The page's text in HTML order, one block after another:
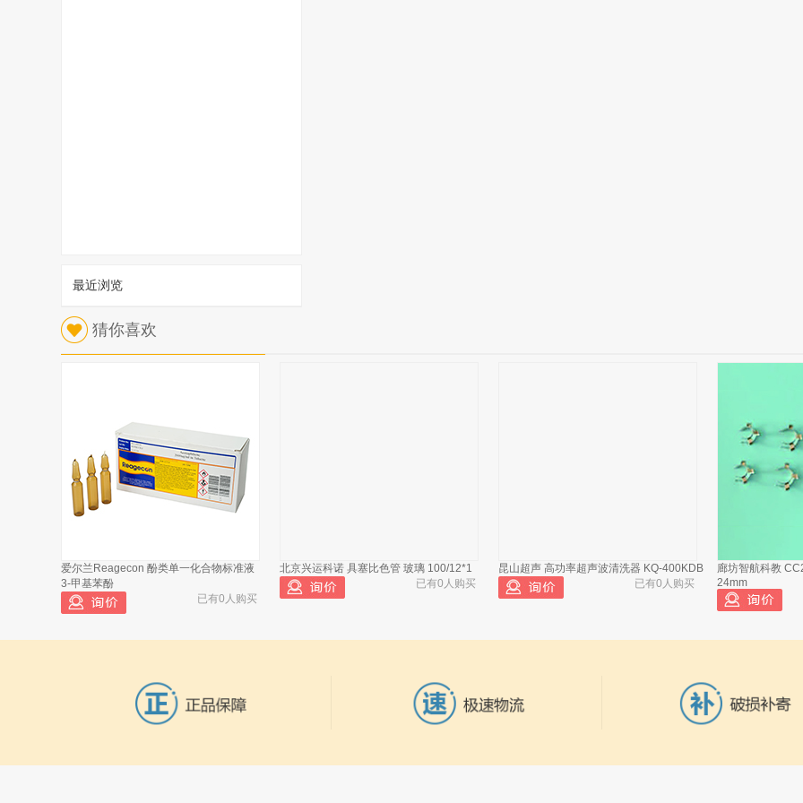
瓦里安 AA240FS原子吸收光谱仪静音无油
空压机 订货号：AT60/25
最近浏览
猜你喜欢
爱尔兰Reagecon 酚类单一化合物标准液
3-甲基苯酚
已有0人购买
北京兴运科诺 具塞比色管 玻璃 100/12*1
已有0人购买
昆山超声 高功率超声波清洗器 KQ-400KDB
已有0人购买
廊坊智航科教
24mm